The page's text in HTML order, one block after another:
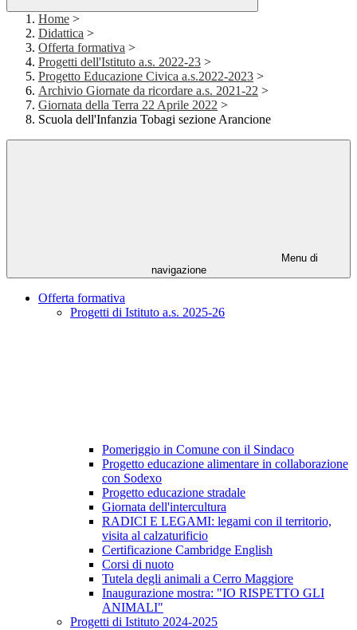
Home >
Didattica >
Offerta formativa >
Progetti dell'Istituto a.s. 2022-23 >
Progetto Educazione Civica a.s.2022-2023 >
Archivio Giornate da ricordare a.s. 2021-22 >
Giornata della Terra 22 Aprile 2022 >
Scuola dell'Infanzia Tobagi sezione Arancione
Menu di
navigazione
Offerta formativa
Progetti di Istituto a.s. 2025-26
Pomeriggio in Comune con il Sindaco
Progetto educazione alimentare in collaborazione
con Sodexo
Progetto educazione stradale
Giornata dell'intercultura
RADICI E LEGAMI: legami con il territorio,
visita al calzaturificio
Certificazione Cambridge English
Corsi di nuoto
Tutela degli animali a Cerro Maggiore
Inaugurazione mostra: "IO RISPETTO GLI
ANIMALI"
Progetti di Istituto 2024-2025